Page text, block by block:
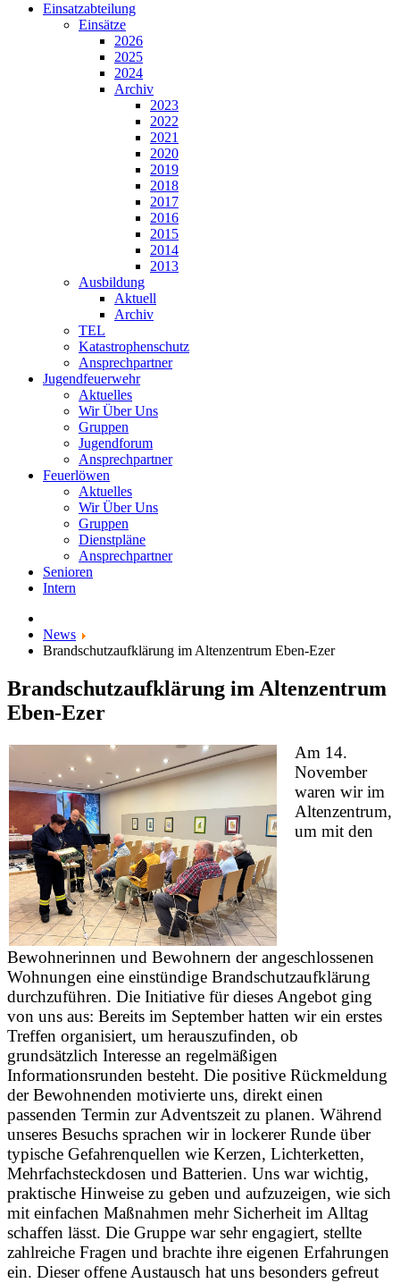
Einsatzabteilung
Einsätze
2026
2025
2024
Archiv
2023
2022
2021
2020
2019
2018
2017
2016
2015
2014
2013
Ausbildung
Aktuell
Archiv
TEL
Katastrophenschutz
Ansprechpartner
Jugendfeuerwehr
Aktuelles
Wir Über Uns
Gruppen
Jugendforum
Ansprechpartner
Feuerlöwen
Aktuelles
Wir Über Uns
Gruppen
Dienstpläne
Ansprechpartner
Senioren
Intern
News
Brandschutzaufklärung im Altenzentrum Eben-Ezer
Brandschutzaufklärung im Altenzentrum
Eben-Ezer
Am 14.
November
waren wir im
Altenzentrum,
um mit den
Bewohnerinnen und Bewohnern der angeschlossenen
Wohnungen eine einstündige Brandschutzaufklärung
durchzuführen. Die Initiative für dieses Angebot ging
von uns aus: Bereits im September hatten wir ein erstes
Treffen organisiert, um herauszufinden, ob
grundsätzlich Interesse an regelmäßigen
Informationsrunden besteht. Die positive Rückmeldung
der Bewohnenden motivierte uns, direkt einen
passenden Termin zur Adventszeit zu planen. Während
unseres Besuchs sprachen wir in lockerer Runde über
typische Gefahrenquellen wie Kerzen, Lichterketten,
Mehrfachsteckdosen und Batterien. Uns war wichtig,
praktische Hinweise zu geben und aufzuzeigen, wie sich
mit einfachen Maßnahmen mehr Sicherheit im Alltag
schaffen lässt. Die Gruppe war sehr engagiert, stellte
zahlreiche Fragen und brachte ihre eigenen Erfahrungen
ein. Dieser offene Austausch hat uns besonders gefreut